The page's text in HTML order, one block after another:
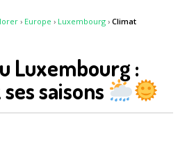
› Europe › Luxembourg› Climat
Luxembourg :
saisons